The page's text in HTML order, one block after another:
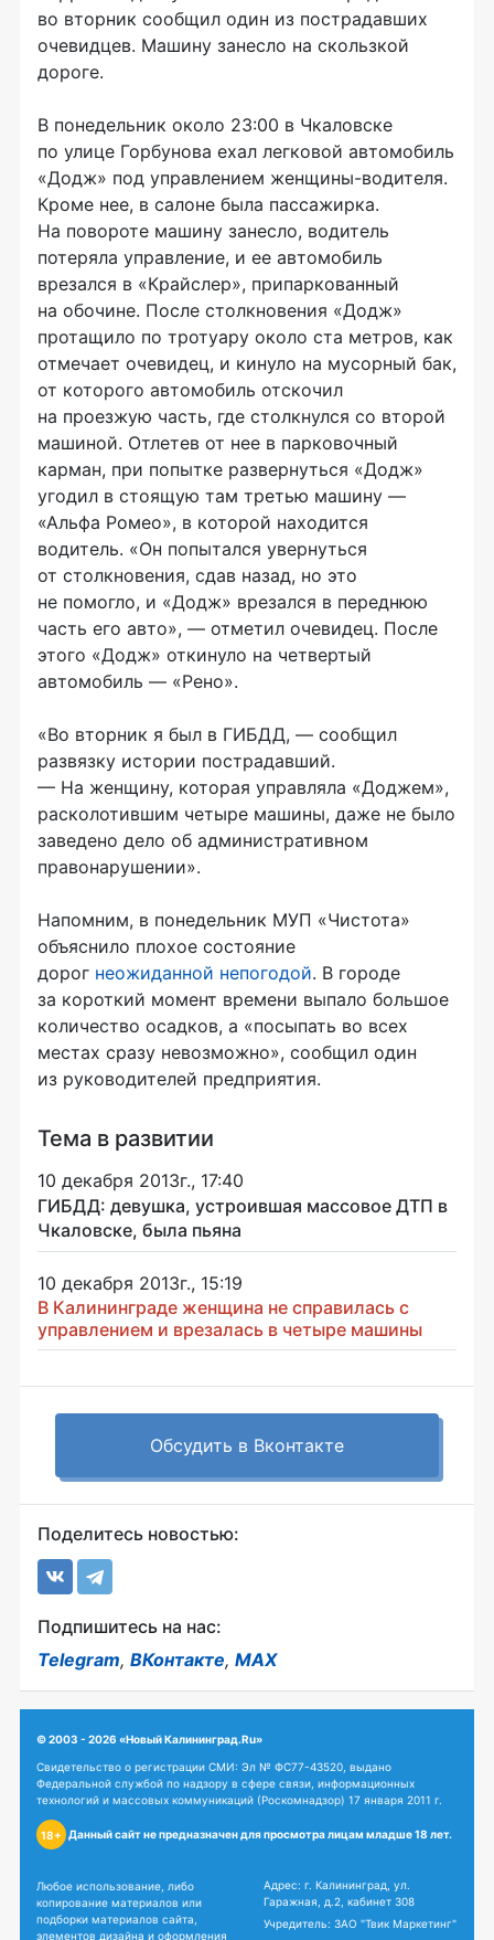
во вторник сообщил один из пострадавших
очевидцев. Машину занесло на скользкой
дороге.
В понедельник около 23:00 в Чкаловске
по улице Горбунова ехал легковой автомобиль
«Додж» под управлением женщины-водителя.
Кроме нее, в салоне была пассажирка.
На повороте машину занесло, водитель
потеряла управление, и ее автомобиль
врезался в «Крайслер», припаркованный
на обочине. После столкновения «Додж»
протащило по тротуару около ста метров, как
отмечает очевидец, и кинуло на мусорный бак,
от которого автомобиль отскочил
на проезжую часть, где столкнулся со второй
машиной. Отлетев от нее в парковочный
карман, при попытке развернуться «Додж»
угодил в стоящую там третью машину —
«Альфа Ромео», в которой находится
водитель. «Он попытался увернуться
от столкновения, сдав назад, но это
не помогло, и «Додж» врезался в переднюю
часть его авто», — отметил очевидец. После
этого «Додж» откинуло на четвертый
автомобиль — «Рено».
«Во вторник я был в ГИБДД, — сообщил
развязку истории пострадавший.
— На женщину, которая управляла «Доджем»,
расколотившим четыре машины, даже не было
заведено дело об административном
правонарушении».
Напомним, в понедельник МУП «Чистота»
объяснило плохое состояние
дорог неожиданной непогодой. В городе
за короткий момент времени выпало большое
количество осадков, а «посыпать во всех
местах сразу невозможно», сообщил один
из руководителей предприятия.
Тема в развитии
10 декабря 2013г., 17:40
ГИБДД: девушка, устроившая массовое ДТП в
Чкаловске, была пьяна
10 декабря 2013г., 15:19
В Калининграде женщина не справилась с
управлением и врезалась в четыре машины
Обсудить в Вконтакте
Поделитесь новостью:
Подпишитесь на нас:
Telegram, ВКонтакте, MAX
© 2003 - 2026 «Новый Калининград.Ru»
Свидетельство о регистрации СМИ: Эл № ФС77-43520, выдано
Федеральной службой по надзору в сфере связи, информационных
технологий и массовых коммуникаций (Роскомнадзор) 17 января 2011 г.
18+ Данный сайт не предназначен для просмотра лицам младше 18 лет.
Любое использование, либо
копирование материалов или
подборки материалов сайта,
элементов дизайна и оформления
Адрес: г. Калининград, ул.
Гаражная, д.2, кабинет 308
Учредитель: ЗАО "Твик Маркетинг"